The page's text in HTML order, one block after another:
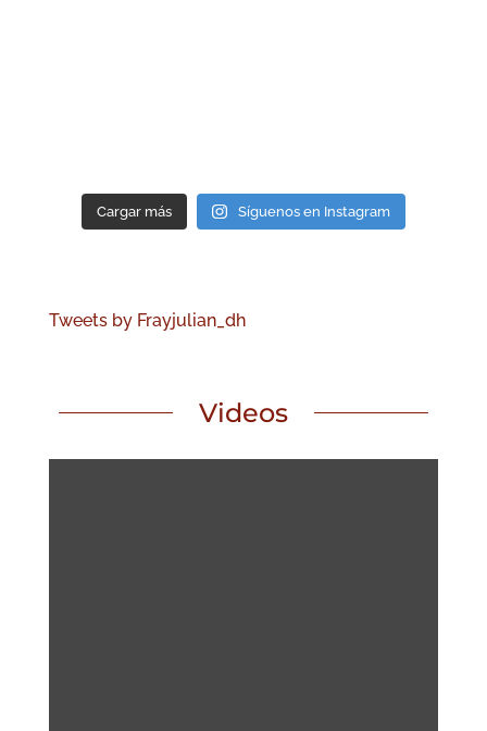
Cargar más Síguenos en Instagram
Tweets by Frayjulian_dh
Videos